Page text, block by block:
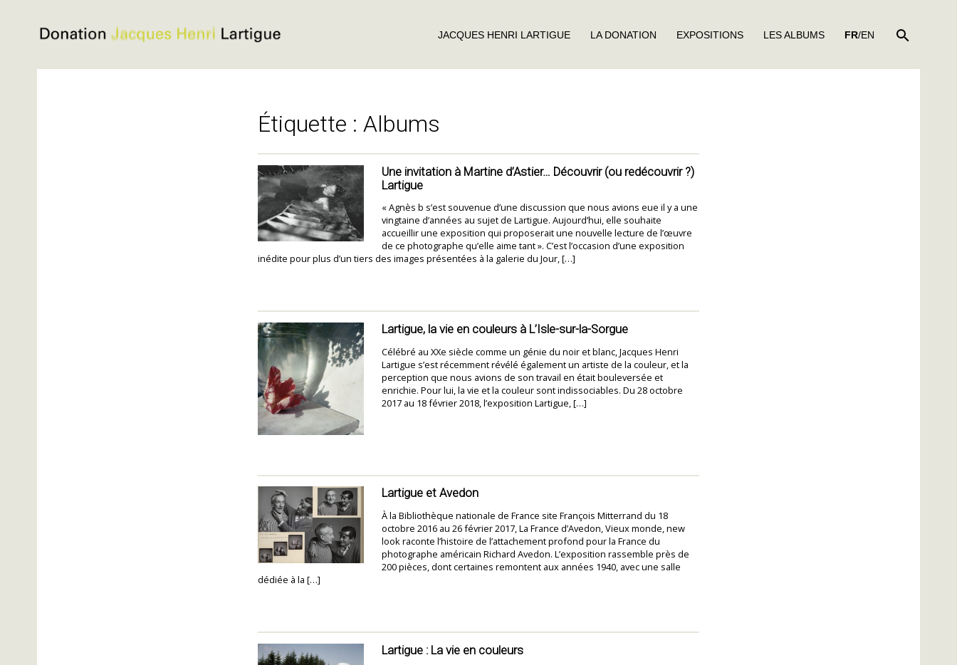
Jacques
JACQUES HENRI LARTIGUE LA DONATION EXPOSITIONS LES ALBUMS FR/EN
Étiquette : Albums
Une invitation à Martine d’Astier… Découvrir (ou redécouvrir ?)
Lartigue
« Agnès b s’est souvenue d’une discussion que nous avions eue il y a une
vingtaine d’années au sujet de Lartigue. Aujourd’hui, elle souhaite
accueillir une exposition qui proposerait une nouvelle lecture de l’œuvre
de ce photographe qu’elle aime tant ». C’est l’occasion d’une exposition
inédite pour plus d’un tiers des images présentées à la galerie du Jour, […]
Lartigue, la vie en couleurs à L’Isle-sur-la-Sorgue
Célébré au XXe siècle comme un génie du noir et blanc, Jacques Henri
Lartigue s’est récemment révélé également un artiste de la couleur, et la
perception que nous avions de son travail en était bouleversée et
enrichie. Pour lui, la vie et la couleur sont indissociables. Du 28 octobre
2017 au 18 février 2018, l’exposition Lartigue, […]
Lartigue et Avedon
À la Bibliothèque nationale de France site François Mitterrand du 18
octobre 2016 au 26 février 2017, La France d’Avedon, Vieux monde, new
look raconte l’histoire de l’attachement profond pour la France du
photographe américain Richard Avedon. L’exposition rassemble près de
200 pièces, dont certaines remontent aux années 1940, avec une salle
dédiée à la […]
Lartigue : La vie en couleurs